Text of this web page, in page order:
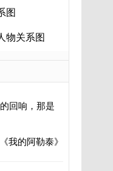
图
物关系图
回响，那是
《我的阿勒泰》